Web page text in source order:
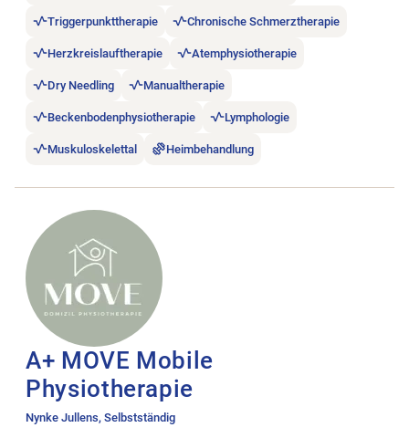
Triggerpunkttherapie Chronische Schmerztherapie
Herzkreislauftherapie Atemphysiotherapie
Dry Needling Manualtherapie
Beckenbodenphysiotherapie Lymphologie
Muskuloskelettal Heimbehandlung
A+ MOVE Mobile
Physiotherapie
Nynke Jullens, Selbstständig